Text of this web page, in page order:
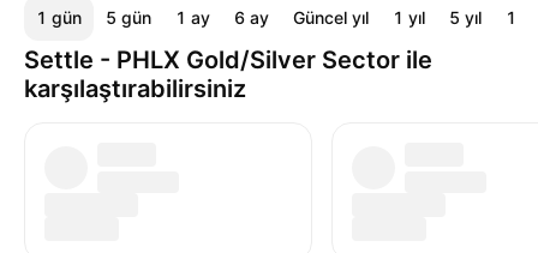
1 gün 5 gün 1 ay 6 ay Güncel yıl 1 yıl 5 yıl 10
Settle - PHLX Gold/Silver Sector ile
karşılaştırabilirsiniz